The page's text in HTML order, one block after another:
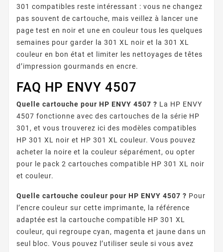
301 compatibles reste intéressant : vous ne changez
pas souvent de cartouche, mais veillez à lancer une
page test en noir et une en couleur tous les quelques
semaines pour garder la 301 XL noir et la 301 XL
couleur en bon état et limiter les nettoyages de têtes
d’impression gourmands en encre.
FAQ HP ENVY 4507
Quelle cartouche pour HP ENVY 4507 ? La HP ENVY
4507 fonctionne avec des cartouches de la série HP
301, et vous trouverez ici des modèles compatibles
HP 301 XL noir et HP 301 XL couleur. Vous pouvez
acheter la noire et la couleur séparément, ou opter
pour le pack 2 cartouches compatible HP 301 XL noir
et couleur.
Quelle cartouche couleur pour HP ENVY 4507 ? Pour
l’encre couleur sur cette imprimante, la référence
adaptée est la cartouche compatible HP 301 XL
couleur, qui regroupe cyan, magenta et jaune dans un
seul bloc. Vous pouvez l’utiliser seule si vous avez